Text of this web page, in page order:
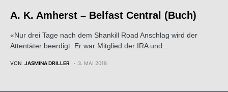
A. K. Amherst – Belfast Central (Buch)
«Nur drei Tage nach dem Shankill Road Anschlag wird der
Attentäter beerdigt. Er war Mitglied der IRA und…
VON JASMINA DRILLER 3. MAI 2018